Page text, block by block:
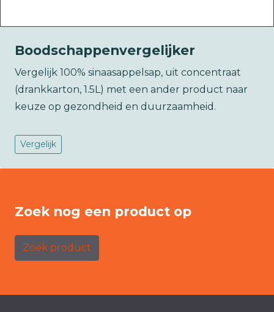
Boodschappenvergelijker
Vergelijk 100% sinaasappelsap, uit concentraat
(drankkarton, 1.5L) met een ander product naar
keuze op gezondheid en duurzaamheid.
Vergelijk
Zoek nog een product op
Zoek product